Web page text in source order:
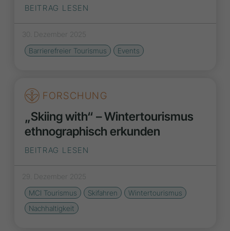
BEITRAG LESEN
30. Dezember 2025
Barrierefreier Tourismus
Events
FORSCHUNG
„Skiing with“ – Wintertourismus
ethnographisch erkunden
BEITRAG LESEN
29. Dezember 2025
MCI Tourismus
Skifahren
Wintertourismus
Nachhaltigkeit